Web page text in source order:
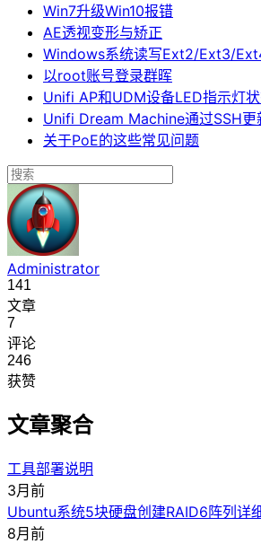
Win7升级Win10报错
AE透视变形与矫正
Windows系统读写Ext2/Ext3/
以root账号登录群晖
Unifi AP和UDM设备LED指示灯
Unifi Dream Machine通过SSH更
关于PoE的这些常见问题
Administrator
141
文章
7
评论
246
获赞
文章聚合
工具部署说明
3月前
Ubuntu系统5块硬盘创建RAID6阵列详
8月前